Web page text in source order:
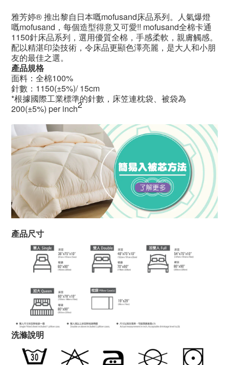
雅芳婷®推出黎自日本嘅mofusand床品系列。人氣爆燈
嘅mofusand ，每個造型得意又可愛!! mofusand全棉卡通
1150針床品系列，選用優質全棉，手感柔軟，親膚觸感。
配以精湛印染技術，令床品更顯色澤亮麗，是大人和小朋
友的最佳之選。
產品規格
面料：全棉100%
針數：1150(±5%)/ 15cm
*根據國際工業標準的針數，床笠連枕袋、被袋為
200(±5%) per inch2
產品尺寸
洗滌說明